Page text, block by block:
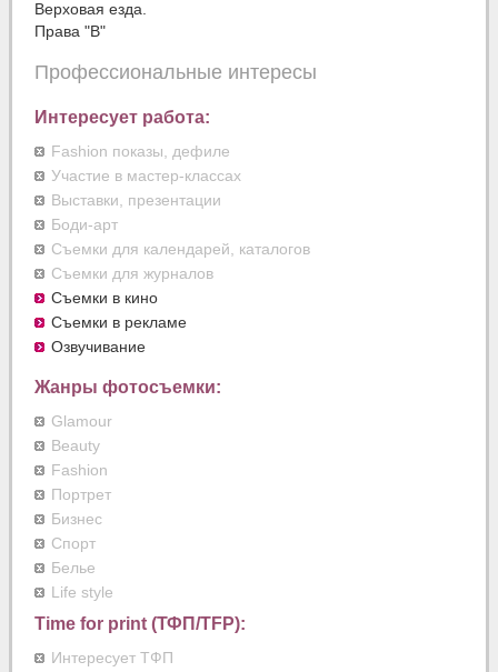
Верховая езда.
Права "В"
Профессиональные интересы
Интересует работа:
Fashion показы, дефиле
Участие в мастер-классах
Выставки, презентации
Боди-арт
Съемки для календарей, каталогов
Съемки для журналов
Съемки в кино
Съемки в рекламе
Озвучивание
Жанры фотосъемки:
Glamour
Beauty
Fashion
Портрет
Бизнес
Спорт
Белье
Life style
Time for print (ТФП/TFP):
Интересует ТФП